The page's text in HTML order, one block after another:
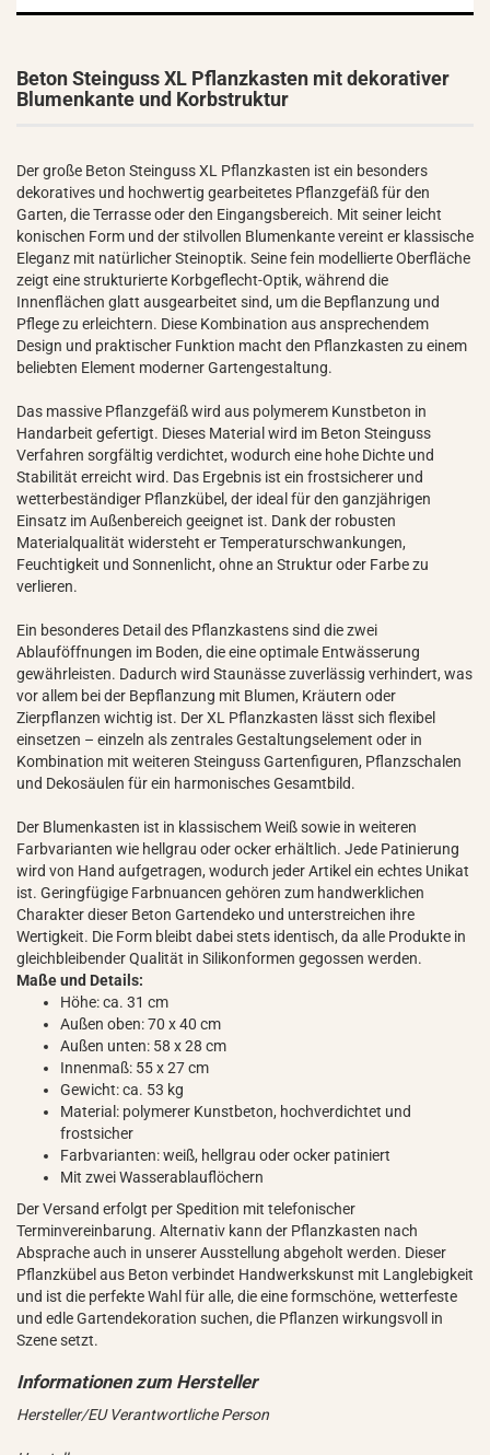
Beton Steinguss XL Pflanzkasten mit dekorativer
Blumenkante und Korbstruktur
Der große Beton Steinguss XL Pflanzkasten ist ein besonders
dekoratives und hochwertig gearbeitetes Pflanzgefäß für den
Garten, die Terrasse oder den Eingangsbereich. Mit seiner leicht
konischen Form und der stilvollen Blumenkante vereint er klassische
Eleganz mit natürlicher Steinoptik. Seine fein modellierte Oberfläche
zeigt eine strukturierte Korbgeflecht-Optik, während die
Innenflächen glatt ausgearbeitet sind, um die Bepflanzung und
Pflege zu erleichtern. Diese Kombination aus ansprechendem
Design und praktischer Funktion macht den Pflanzkasten zu einem
beliebten Element moderner Gartengestaltung.
Das massive Pflanzgefäß wird aus polymerem Kunstbeton in
Handarbeit gefertigt. Dieses Material wird im Beton Steinguss
Verfahren sorgfältig verdichtet, wodurch eine hohe Dichte und
Stabilität erreicht wird. Das Ergebnis ist ein frostsicherer und
wetterbeständiger Pflanzkübel, der ideal für den ganzjährigen
Einsatz im Außenbereich geeignet ist. Dank der robusten
Materialqualität widersteht er Temperaturschwankungen,
Feuchtigkeit und Sonnenlicht, ohne an Struktur oder Farbe zu
verlieren.
Ein besonderes Detail des Pflanzkastens sind die zwei
Ablauföffnungen im Boden, die eine optimale Entwässerung
gewährleisten. Dadurch wird Staunässe zuverlässig verhindert, was
vor allem bei der Bepflanzung mit Blumen, Kräutern oder
Zierpflanzen wichtig ist. Der XL Pflanzkasten lässt sich flexibel
einsetzen – einzeln als zentrales Gestaltungselement oder in
Kombination mit weiteren Steinguss Gartenfiguren, Pflanzschalen
und Dekosäulen für ein harmonisches Gesamtbild.
Der Blumenkasten ist in klassischem Weiß sowie in weiteren
Farbvarianten wie hellgrau oder ocker erhältlich. Jede Patinierung
wird von Hand aufgetragen, wodurch jeder Artikel ein echtes Unikat
ist. Geringfügige Farbnuancen gehören zum handwerklichen
Charakter dieser Beton Gartendeko und unterstreichen ihre
Wertigkeit. Die Form bleibt dabei stets identisch, da alle Produkte in
gleichbleibender Qualität in Silikonformen gegossen werden.
Maße und Details:
Höhe: ca. 31 cm
Außen oben: 70 x 40 cm
Außen unten: 58 x 28 cm
Innenmaß: 55 x 27 cm
Gewicht: ca. 53 kg
Material: polymerer Kunstbeton, hochverdichtet und
frostsicher
Farbvarianten: weiß, hellgrau oder ocker patiniert
Mit zwei Wasserablauflöchern
Der Versand erfolgt per Spedition mit telefonischer
Terminvereinbarung. Alternativ kann der Pflanzkasten nach
Absprache auch in unserer Ausstellung abgeholt werden. Dieser
Pflanzkübel aus Beton verbindet Handwerkskunst mit Langlebigkeit
und ist die perfekte Wahl für alle, die eine formschöne, wetterfeste
und edle Gartendekoration suchen, die Pflanzen wirkungsvoll in
Szene setzt.
Hersteller/EU Verantwortliche Person